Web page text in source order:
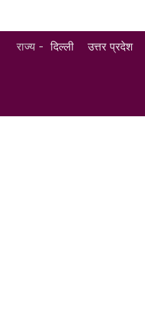
राज्य -दिल्ली उत्तर प्रदेश